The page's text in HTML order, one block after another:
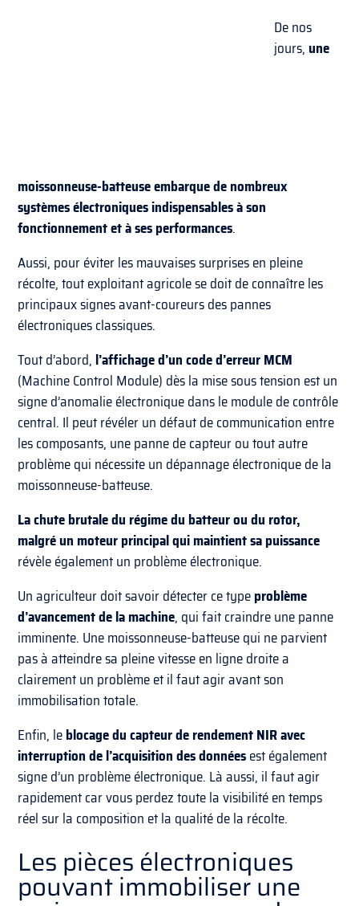
De nos
jours,une
moissonneuse-batteuse embarque de nombreux
systèmes électroniques indispensables à son
fonctionnement et à ses performances.
Aussi, pour éviter les mauvaises surprises en pleine
récolte, tout exploitant agricole se doit de connaître les
principaux signes avant-coureurs des pannes
électroniques classiques.
Tout d’abord, l’affichage d’un code d’erreur MCM
(Machine Control Module) dès la mise sous tension est un
signe d’anomalie électronique dans le module de contrôle
central. Il peut révéler un défaut de communication entre
les composants, une panne de capteur ou tout autre
problème qui nécessite un dépannage électronique de la
moissonneuse-batteuse.
La chute brutale du régime du batteur ou du rotor,
malgré un moteur principal qui maintient sa puissance
révèle également un problème électronique.
Un agriculteur doit savoir détecter ce typeproblème
d’avancement de la machine, qui fait craindre une panne
imminente. Une moissonneuse-batteuse qui ne parvient
pas à atteindre sa pleine vitesse en ligne droite a
clairement un problème et il faut agir avant son
immobilisation totale.
Enfin, leblocage du capteur de rendement NIR avec
interruption de l’acquisition des donnéesest également
signe d’un problème électronique. Là aussi, il faut agir
rapidement car vous perdez toute la visibilité en temps
réel sur la composition et la qualité de la récolte.
Les pièces électroniques
pouvant immobiliser une